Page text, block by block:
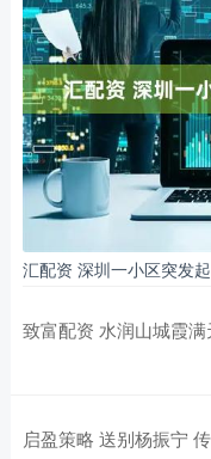
汇配资 深圳一小区突发
致富配资 水润山城霞满
启盈策略 送别杨振宁